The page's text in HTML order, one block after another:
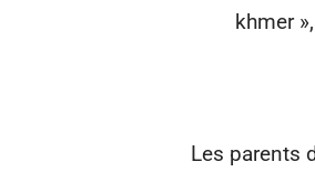
khmer
Les parents